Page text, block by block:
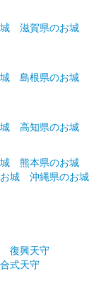
定（春）
記念印章
絵ろうそくまつり
滋賀県のお城
島根県のお城
高知県のお城
熊本県のお城
城 沖縄県のお城
復興天守
式天守